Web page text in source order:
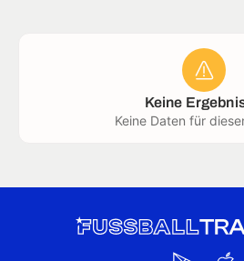
Keine
Keine Daten für